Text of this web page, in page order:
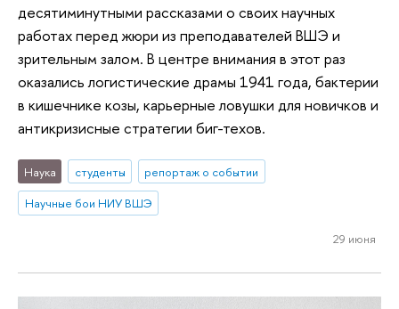
десятиминутными рассказами о своих научных
работах перед жюри из преподавателей ВШЭ и
зрительным залом. В центре внимания в этот раз
оказались логистические драмы 1941 года, бактерии
в кишечнике козы, карьерные ловушки для новичков и
антикризисные стратегии биг-техов.
Наука студенты
репортаж о событии
Научные бои НИУ ВШЭ
29 июня